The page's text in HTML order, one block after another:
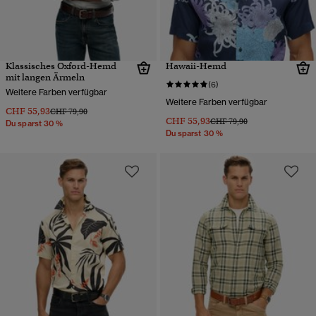
Klassisches Oxford-Hemd
mit langen Ärmeln
Weitere Farben verfügbar
CHF 55,93Preis wurde reduziert von
CHF 79,90bis
Du sparst 30 %
Hawaii-Hemd
(6)
Weitere Farben verfügbar
CHF 55,93Preis wurde reduziert von
CHF 79,90bis
Du sparst 30 %